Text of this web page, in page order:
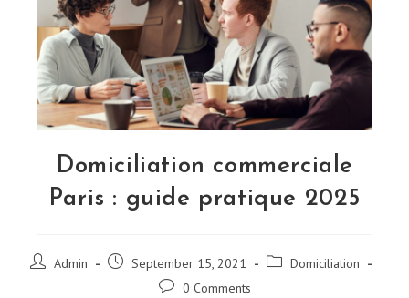
Domiciliation commerciale
Paris : guide pratique 2025
Post Admin
Post
published:
September 15, 2021
Post Domiciliation
Post 0 Comments